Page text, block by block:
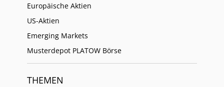
Europäische Aktien
US-Aktien
Emerging Markets
Musterdepot PLATOW Börse
THEMEN